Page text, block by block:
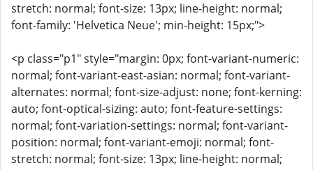
stretch: normal; font-size: 13px; line-height: normal;
font-family: 'Helvetica Neue'; min-height: 15px;">
<p class="p1" style="margin: 0px; font-variant-numeric:
normal; font-variant-east-asian: normal; font-variant-
alternates: normal; font-size-adjust: none; font-kerning:
auto; font-optical-sizing: auto; font-feature-settings:
normal; font-variation-settings: normal; font-variant-
position: normal; font-variant-emoji: normal; font-
stretch: normal; font-size: 13px; line-height: normal;